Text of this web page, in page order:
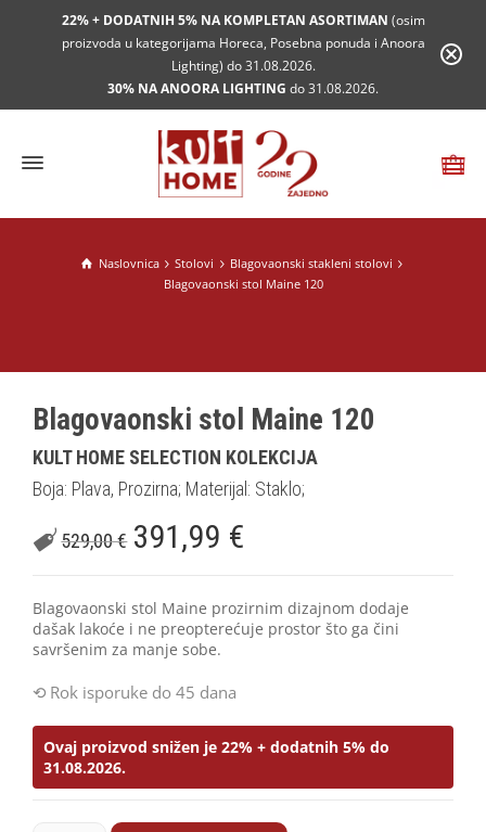
22% + DODATNIH 5% NA KOMPLETAN ASORTIMAN (osim
proizvoda u kategorijama Horeca, Posebna ponuda i Anoora
Lighting) do 31.08.2026.
30% NA ANOORA LIGHTING do 31.08.2026.
Naslovnica Stolovi
Blagovaonski stakleni stolovi
Blagovaonski stol Maine 120
Blagovaonski stol Maine 120
KULT HOME SELECTION KOLEKCIJA
Boja: Plava, Prozirna; Materijal: Staklo;
529,00€ 391,99 €
Blagovaonski stol Maine prozirnim dizajnom dodaje
dašak lakoće i ne preopterećuje prostor što ga čini
savršenim za manje sobe.
Rok isporuke do 45 dana
Ovaj proizvod snižen je 22% + dodatnih 5% do
31.08.2026.